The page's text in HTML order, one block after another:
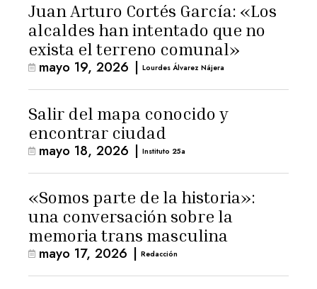
Juan Arturo Cortés García: «Los
alcaldes han intentado que no
exista el terreno comunal»
mayo 19, 2026 | Lourdes Álvarez Nájera
Salir del mapa conocido y
encontrar ciudad
mayo 18, 2026 | Instituto 25a
«Somos parte de la historia»:
una conversación sobre la
memoria trans masculina
mayo 17, 2026 | Redacción